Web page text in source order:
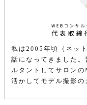
私は2005年頃（ネッ
話になってきました
ルタントしてサロン
活かしてモデル撮影の